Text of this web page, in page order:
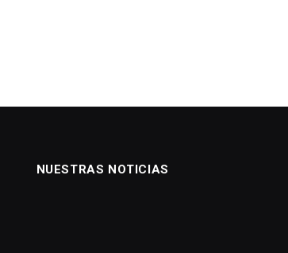
NUESTRAS NOTICIAS